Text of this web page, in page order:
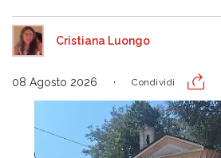
Cristiana Luongo
08 Agosto 2026 Condividi